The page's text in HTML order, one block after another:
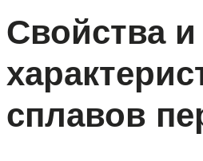
Свойства и
сплавов